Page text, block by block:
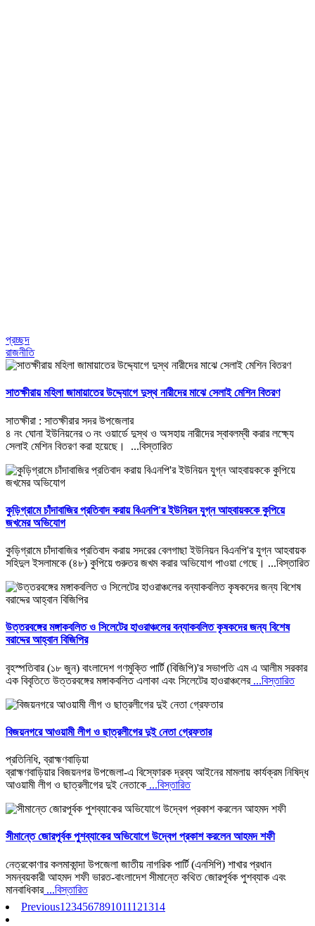
প্রচ্ছদ
রাজনীতি
সাতক্ষীরায় মহিলা জামায়াতের উদ্দ্যোগে দুস্থ নারীদের মাঝে সেলাই মেশিন বিতরণ
সাতক্ষীরা : সাতক্ষীরার সদর উপজেলার
৪ নং ঘোনা ইউনিয়নের ৩ নং ওয়ার্ডে দুস্থ ও অসহায় নারীদের স্বাবলম্বী করার লক্ষ্যে
সেলাই মেশিন বিতরণ করা হয়েছে।
...বিস্তারিত
কুড়িগ্রামে চাঁদাবাজির প্রতিবাদ করায় বিএনপি'র ইউনিয়ন যুগ্ন আহবায়ককে কুপিয়ে
জখমের অভিযোগ
কুড়িগ্রামে চাঁদাবাজির প্রতিবাদ করায় সদরের বেলগাছা ইউনিয়ন বিএনপি'র যুগ্ন আহবায়ক
সহিদুল ইসলামকে (৪৮) কুপিয়ে গুরুতর জখম করার অভিযোগ পাওয়া গেছে। ...বিস্তারিত
উত্তরবঙ্গের মঙ্গাকবলিত ও সিলেটের হাওরাঞ্চলের বন্যাকবলিত কৃষকদের জন্য বিশেষ
বরাদ্দের আহ্বান বিজিপির
বৃহস্পতিবার (১৮ জুন) বাংলাদেশ গণমুক্তি পার্টি (বিজিপি)'র সভাপতি এম এ আলীম সরকার
এক বিবৃতিতে উত্তরবঙ্গের মঙ্গাকবলিত এলাকা এবং সিলেটের হাওরাঞ্চলের...বিস্তারিত
বিজয়নগরে আওয়ামী লীগ ও ছাত্রলীগের দুই নেতা গ্রেফতার
প্রতিনিধি, ব্রাহ্মণবাড়িয়া
ব্রাহ্মণবাড়িয়ার বিজয়নগর উপজেলা-এ বিস্ফোরক দ্রব্য আইনের মামলায় কার্যক্রম নিষিদ্ধ
আওয়ামী লীগ ও ছাত্রলীগের দুই নেতাকে ...বিস্তারিত
সীমান্তে জোরপূর্বক পুশব্যাকের অভিযোগে উদ্বেগ প্রকাশ করলেন আহমদ শফী
নেত্রকোণার কলমাকান্দা উপজেলা জাতীয় নাগরিক পার্টি (এনসিপি) শাখার প্রধান
সমন্বয়কারী আহমদ শফী ভারত-বাংলাদেশ সীমান্তে কথিত জোরপূর্বক পুশব্যাক এবং
মানবাধিকার...বিস্তারিত
Previous1 234567891011121314